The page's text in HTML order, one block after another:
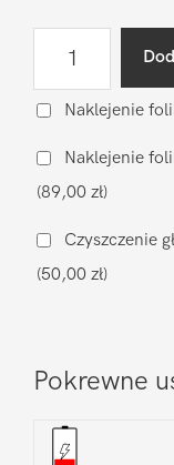
po
Asus
Zenfone
2
Naklejenie
Naklejenie
(89,00 zł)
Czyszczenie
(50,00 zł)
Pokrewne